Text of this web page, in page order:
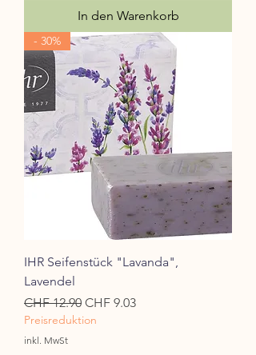
In den Warenkorb
- 30%
IHR Seifenstück "Lavanda",
Lavendel
Standardpreis
CHF 12.90 Sale-Preis
CHF 9.03
Preisreduktion
inkl. MwSt